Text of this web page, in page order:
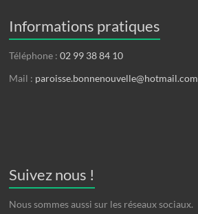
Informations pratiques
Téléphone :02 99 38 84 10
Mail : paroisse.bonnenouvelle@hotmail.com
Suivez nous !
Nous sommes aussi sur les réseaux sociaux.